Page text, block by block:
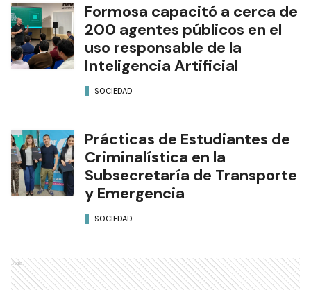
Formosa capacitó a cerca de
200 agentes públicos en el
uso responsable de la
Inteligencia Artificial
SOCIEDAD
Prácticas de Estudiantes de
Criminalística en la
Subsecretaría de Transporte
y Emergencia
SOCIEDAD
Ads